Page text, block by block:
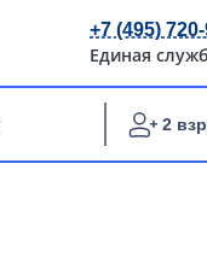
+7 (495)
Единая
2